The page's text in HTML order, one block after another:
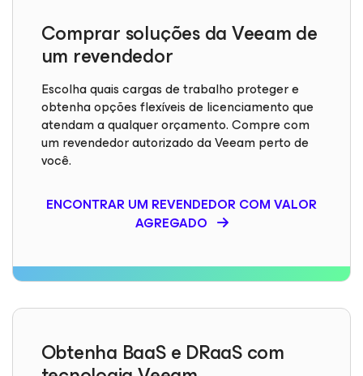
Comprar soluções da Veeam de
um revendedor
Escolha quais cargas de trabalho proteger e
obtenha opções flexíveis de licenciamento que
atendam a qualquer orçamento. Compre com
um revendedor autorizado da Veeam perto de
você.
ENCONTRAR UM REVENDEDOR COM VALOR
AGREGADO
Obtenha BaaS e DRaaS com